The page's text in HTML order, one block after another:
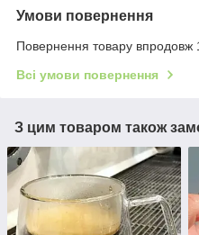
Умови повернення
Повернення товару впродовж
Всі умови повернення
З цим товаром також